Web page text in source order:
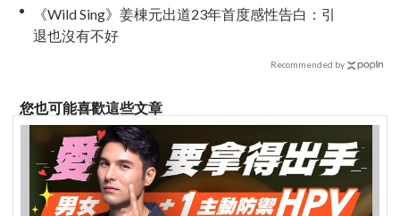
《Wild Sing》姜棟元出道23年首度感性告白：引
退也沒有不好
Recommended by
您也可能喜歡這些文章